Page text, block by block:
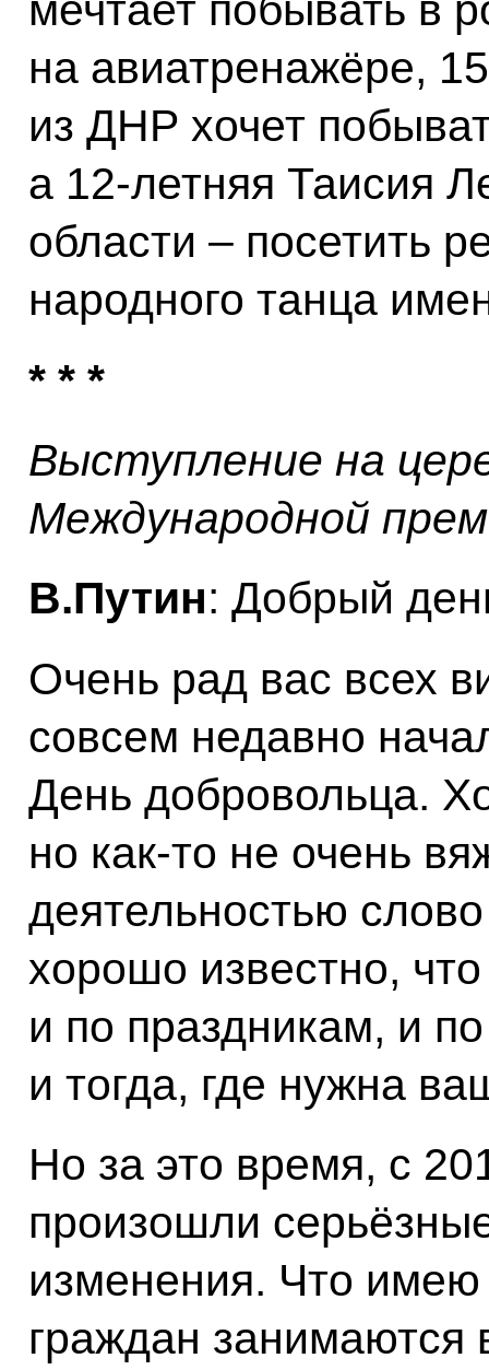
на авиатренажёре,
из ДНР хочет
а 12-летняя Таисия
области – посетить
народного танца
* * *
Выступление на
Международной
В.Путин: Добрый
Очень рад вас всех
совсем недавно
День добровольца.
но как-то не очень
деятельностью
хорошо известно,
и по праздникам, и
и тогда, где нужна
Но за это время, с
произошли
изменения. Что
граждан занимаются